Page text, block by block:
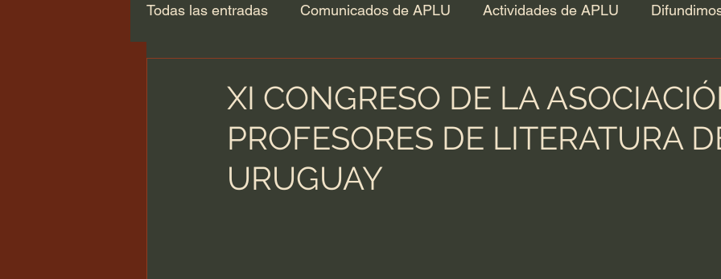
Todas las entradas Comunicados de APLU Actividades de APLU
XI CONGRESO DE LA
PROFESORES DE LITERATURA
URUGUAY